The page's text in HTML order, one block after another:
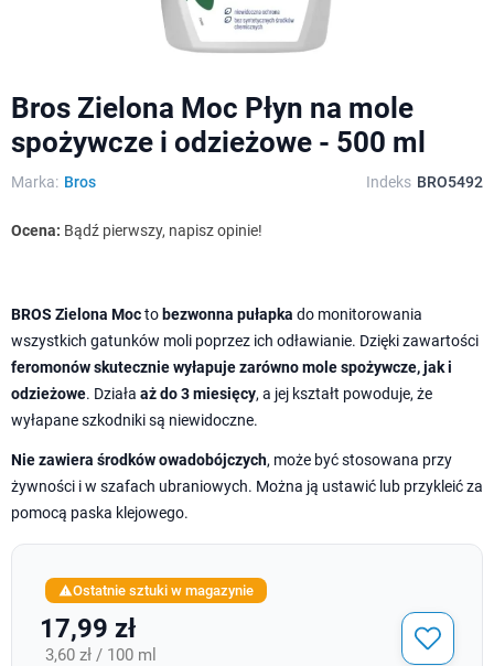
Bros Zielona Moc Płyn na mole
spożywcze i odzieżowe - 500 ml
Marka: Bros Indeks BRO5492
Ocena: Bądź pierwszy, napisz opinie!
BROS Zielona Mocto bezwonna pułapka do monitorowania
wszystkich gatunków moli poprzez ich odławianie. Dzięki zawartości
feromonów skutecznie wyłapuje zarówno mole spożywcze, jak i
odzieżowe. Działa aż do 3 miesięcy, a jej kształt powoduje, że
wyłapane szkodniki są niewidoczne.
Nie zawiera środków owadobójczych, może być stosowana przy
żywności i w szafach ubraniowych. Można ją ustawić lub przykleić za
pomocą paska klejowego.
Ostatnie sztuki w magazynie
17,99 zł
3,60 zł / 100 ml